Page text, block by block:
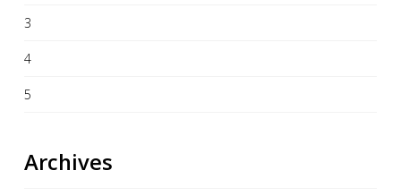
3
4
5
Archives